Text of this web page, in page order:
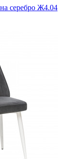
серебро Ж4.04